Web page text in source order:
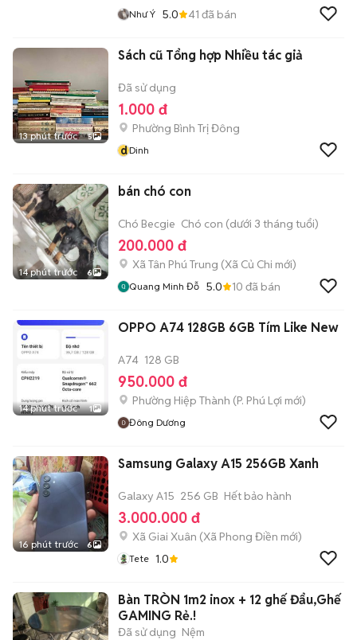
Như Ý 5.0 41 đã bán
13 phút trước 5
Sách cũ Tổng hợp Nhiều tác giả
Đã sử dụng
1.000 đ
Phường Bình Trị Đông
dDinh
14 phút trước 6
bán chó con
Chó Becgie Chó con (dưới 3 tháng tuổi)
200.000 đ
Xã Tân Phú Trung (Xã Củ Chi mới)
Quang Minh Đỗ 5.0 10 đã bán
14 phút trước 1
OPPO A74 128GB 6GB Tím Like New
A74 128 GB
950.000 đ
Phường Hiệp Thành (P. Phú Lợi mới)
Đông Dương
16 phút trước 6
Samsung Galaxy A15 256GB Xanh
Galaxy A15 256 GB Hết bảo hành
3.000.000 đ
Xã Giai Xuân (Xã Phong Điền mới)
Tete 1.0
Bàn TRÒN 1m2 inox + 12 ghế Đẩu,Ghế
GAMING Rẻ.!
Đã sử dụng Nệm